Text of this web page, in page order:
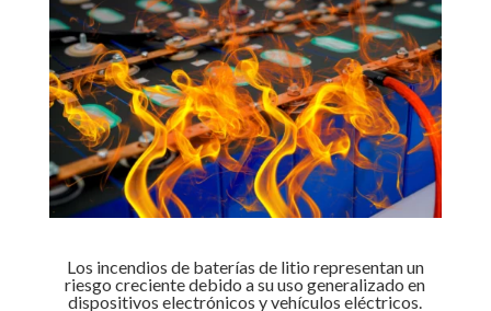
Los incendios de baterías de litio representan un
riesgo creciente debido a su uso generalizado en
dispositivos electrónicos y vehículos eléctricos.